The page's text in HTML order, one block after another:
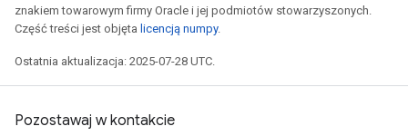
znakiem towarowym firmy Oracle i jej podmiotów stowarzyszonych.
Część treści jest objęta licencją numpy.
Ostatnia aktualizacja: 2025-07-28 UTC.
Pozostawaj w kontakcie